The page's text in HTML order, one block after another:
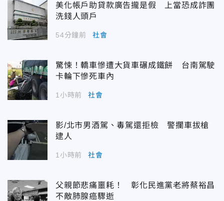
美化帳戶助貸款廣告攏是假 上當恐成詐團
洗錢人頭戶
54分鐘前 社會
驚悚！轎車慘遭大貨車碾成鐵餅 台南駕駛
卡輪下慘死車內
1小時前 社會
影/北市男酒駕、毒駕還拒檢 警攔車拔槍
逮人
1小時前 社會
父親節悲痛噩耗！ 彰化民進黨老將蔡裕昌
不敵肺腺癌驟逝